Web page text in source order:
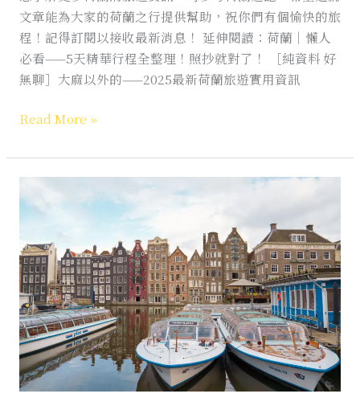
文章能為大家的荷蘭之行提供幫助，祝你們有個愉快的旅
程！記得訂閱以接收最新消息！ 延伸閱讀：荷蘭｜懶人
必看——5天精華行程全整理！照抄就對了！ ［純資料 好
無聊］大麻以外的——2025最新荷蘭旅遊實用資訊
Read More »
蘭
藝
術、
自
行
車、
運
河
——